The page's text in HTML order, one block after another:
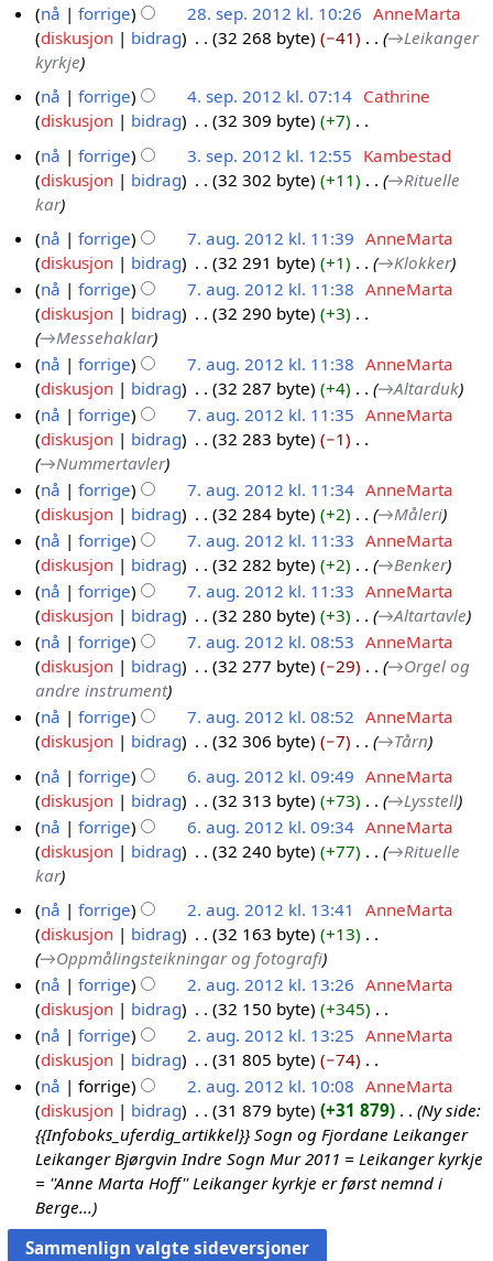
nå
forrige 28. sep. 2012 kl. 10:26 AnneMarta
diskusjon
bidrag 32 268 byte −41 →Leikanger
kyrkje
0
nå forrige 4. sep. 2012 kl. 07:14 Cathrine
diskusjon
bidrag 32 309 byte
+7
n
g
e
n
r
e
d
i
g
e
r
i
n
g
s
f
o
r
k
l
a
r
i
n
g
s
p
0
2
nå forrige 3. sep. 2012 kl. 12:55 Kambestad
diskusjon
bidrag 32 302 byte +11 →Rituelle
kar
g
2
2
nå forrige 7. aug. 2012 kl. 11:39 AnneMarta
diskusjon
bidrag 32 291 byte +1 →Klokker
nå
forrige 7. aug. 2012 kl. 11:38 AnneMarta
diskusjon
bidrag 32 290 byte
+3
→Messehaklar
nå
forrige 7. aug. 2012 kl. 11:38 AnneMarta
diskusjon
bidrag 32 287 byte +4 →Altarduk
nå
forrige 7. aug. 2012 kl. 11:35 AnneMarta
diskusjon
bidrag 32 283 byte
−1
→Nummertavler
nå
forrige 7. aug. 2012 kl. 11:34 AnneMarta
diskusjon
bidrag 32 284 byte +2 →Måleri
nå
forrige 7. aug. 2012 kl. 11:33 AnneMarta
diskusjon
bidrag 32 282 byte +2 →Benker
nå
forrige 7. aug. 2012 kl. 11:33 AnneMarta
diskusjon
bidrag 32 280 byte +3 →Altartavle
nå
forrige 7. aug. 2012 kl. 08:53 AnneMarta
diskusjon
bidrag 32 277 byte −29 →Orgel og
andre instrument
nå
forrige 7. aug. 2012 kl. 08:52 AnneMarta
diskusjon
bidrag 32 306 byte −7 →Tårn
g
0
2
nå forrige 6. aug. 2012 kl. 09:49 AnneMarta
diskusjon
bidrag 32 313 byte +73 →Lysstell
nå
forrige 6. aug. 2012 kl. 09:34 AnneMarta
diskusjon
bidrag 32 240 byte +77 →Rituelle
kar
a
g
2
nå forrige 2. aug. 2012 kl. 13:41
AnneMarta
diskusjon
bidrag 32 163 byte
+13
→Oppmålingsteikningar og fotografi
nå
forrige 2. aug. 2012 kl. 13:26 AnneMarta
diskusjon
bidrag 32 150 byte
+345
I
n
g
e
n
r
e
d
i
g
nå forrige 2. aug. 2012 kl. 13:25 AnneMarta
diskusjon
bidrag 31 805 byte
−74
I
n
g
e
n
r
e
d
nå forrige 2. aug. 2012 kl. 10:08 AnneMarta
diskusjon
bidrag 31 879 byte +31 879
Ny side:
{{Infoboks_uferdig_artikkel}} Sogn og Fjordane Leikanger
Leikanger Bjørgvin Indre Sogn Mur 2011 = Leikanger kyrkje
= ''Anne Marta Hoff'' Leikanger kyrkje er først nemnd i
Berge...